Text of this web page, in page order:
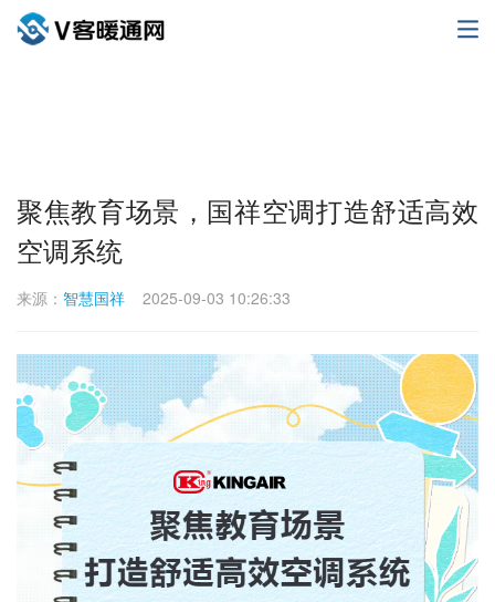
聚焦教育场景，国祥空调打造舒适高效
空调系统
来源： 智慧国祥 2025-09-03 10:26:33